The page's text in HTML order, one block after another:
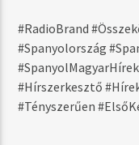
20:00
#RadioBrand
#Spanyolország
#Hírszerkesztő
#Tényszerűen